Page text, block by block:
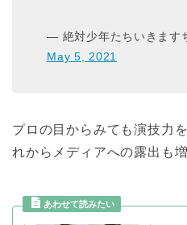
— 絶対少年たちいきます
May 5, 2021
プロの目からみても演技力
れからメディアへの露出も